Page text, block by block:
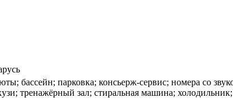
бассейн; парковка; консьерж-сервис; номера со
тренажёрный зал; стиральная машина;